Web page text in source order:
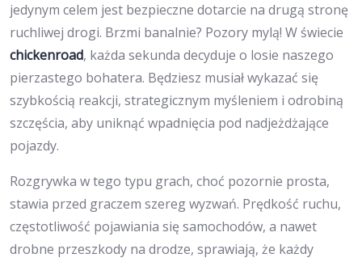
jedynym celem jest bezpieczne dotarcie na drugą stronę
ruchliwej drogi. Brzmi banalnie? Pozory mylą! W świecie
chickenroad, każda sekunda decyduje o losie naszego
pierzastego bohatera. Będziesz musiał wykazać się
szybkością reakcji, strategicznym myśleniem i odrobiną
szczęścia, aby uniknąć wpadnięcia pod nadjeżdżające
pojazdy.
Rozgrywka w tego typu grach, choć pozornie prosta,
stawia przed graczem szereg wyzwań. Prędkość ruchu,
częstotliwość pojawiania się samochodów, a nawet
drobne przeszkody na drodze, sprawiają, że każdy